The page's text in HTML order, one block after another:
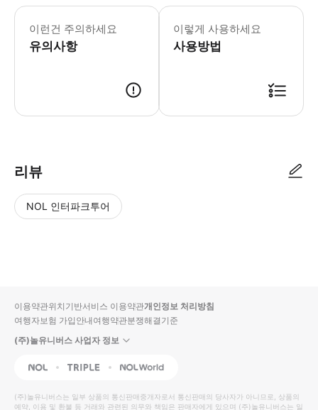
이런건 주의하세요
유의사항
• 기온이 변동될 수 있으니 따뜻한 자
이렇게 사용하세요
사용방법
리뷰
NOL 인터파크투어
입니
다.
높
동
순
상
이용약관위치기반서비스 이용약관개인정보 처리방침
여행자보험 가입안내여행약관분쟁해결기준
(주)놀유니버스 사업자 정보
NOL Triple Interpark Global
(주)놀유니버스는 일부 상품의 통신판매중개자로서 통신판매의 당사자가 아니므로, 상품의
예약, 이용 및 환불 등 거래와 관련된 의무와 책임은 판매자에게 있으며 (주)놀유니버스는 일